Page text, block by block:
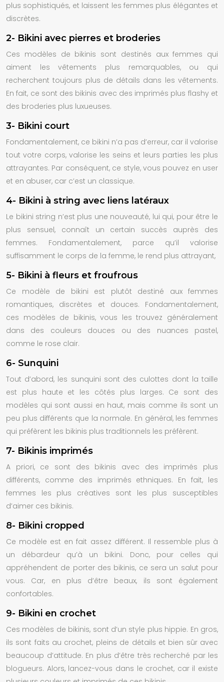
plus sophistiqués, et laissent les femmes plus élégantes et
discrètes.
2- Bikini avec pierres et broderies
Ces modèles de bikinis sont destinés aux femmes qui
aiment les vêtements plus remarquables, ou qui
recherchent toujours plus de détails dans les vêtements.
En fait, ce sont des bikinis avec des imprimés plus flashy et
des broderies plus luxueuses.
3- Bikini court
Fondamentalement, ce bikini n’a pas d’erreur, car il valorise
tout votre corps, valorise les seins et leurs parties les plus
attrayantes. Par conséquent, ce style, vous pouvez en user
et en abuser, car c’est un classique.
4- Bikini à string avec liens latéraux
Le bikini string n’est plus une nouveauté, lui qui, pour être le
plus sensuel, connaît un certain succès auprès des
femmes. Fondamentalement, parce qu’il valorise
suffisamment le corps de la femme, le rend plus attrayant,
5- Bikini à fleurs et froufrous
Ce modèle de bikini est plutôt destiné aux femmes
romantiques, discrètes et douces. Fondamentalement,
ces modèles de bikinis, vous les trouvez généralement
dans des couleurs douces ou des nuances pastel,
comme le rose clair.
6- Sunquini
Tout d’abord, les sunquini sont des culottes dont la taille
est plus haute et les côtés plus larges. Ce sont des
modèles qui sont aussi en haut, mais comme ils sont un
peu plus différents que la normale. En général, les femmes
qui préfèrent les bikinis plus traditionnels les préfèrent.
7- Bikinis imprimés
A priori, ce sont des bikinis avec des imprimés plus
différents, comme des imprimés ethniques. En fait, les
femmes les plus créatives sont les plus susceptibles
d’aimer ces bikinis.
8- Bikini cropped
Ce modèle est en fait assez différent. Il ressemble plus à
un débardeur qu’à un bikini. Donc, pour celles qui
appréhendent de porter des bikinis, ce sera un salut pour
vous. Car, en plus d’être beaux, ils sont également
confortables.
9- Bikini en crochet
Ces modèles de bikinis, sont d’un style plus hippie. En gros,
ils sont faits au crochet, pleins de détails et bien sûr avec
beaucoup d’attitude. En plus d’être très recherché par les
blogueurs. Alors, lancez-vous dans le crochet, car il existe